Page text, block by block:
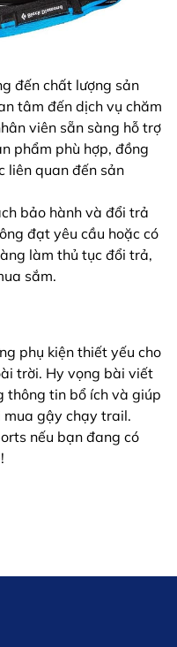
đến chất lượng sản
tâm đến dịch vụ chăm
viên sẵn sàng hỗ trợ
phẩm phù hợp, đồng
liên quan đến sản
bảo hành và đổi trả
đạt yêu cầu hoặc có
làm thủ tục đổi trả,
sắm.
phụ kiện thiết yếu cho
trời. Hy vọng bài viết
thông tin bổ ích và giúp
mua gậy chạy trail.
nếu bạn đang có